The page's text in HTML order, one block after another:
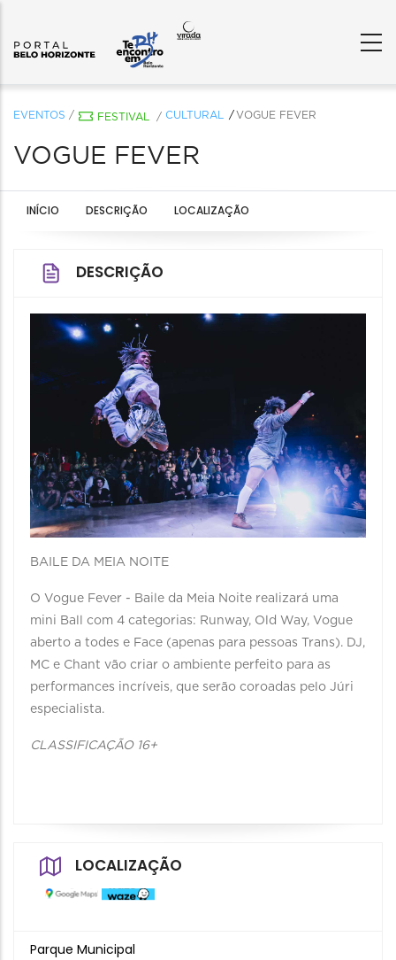
EVENTOS / FESTIVAL / CULTURAL VOGUE FEVER
VOGUE FEVER
INÍCIO DESCRIÇÃO LOCALIZAÇÃO
DESCRIÇÃO
BAILE DA MEIA NOITE
O Vogue Fever - Baile da Meia Noite realizará uma
mini Ball com 4 categorias: Runway, Old Way, Vogue
aberto a todes e Face (apenas para pessoas Trans). DJ,
MC e Chant vão criar o ambiente perfeito para as
performances incríveis, que serão coroadas pelo Júri
especialista.
CLASSIFICAÇÃO 16+
LOCALIZAÇÃO
Parque Municipal